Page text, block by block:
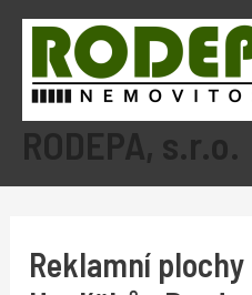
obsah
RODEPA, s.r.o.
Reklamní plochy